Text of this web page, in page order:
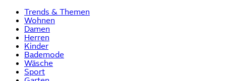
Trends & Themen
Wohnen
Damen
Herren
Kinder
Bademode
Wäsche
Sport